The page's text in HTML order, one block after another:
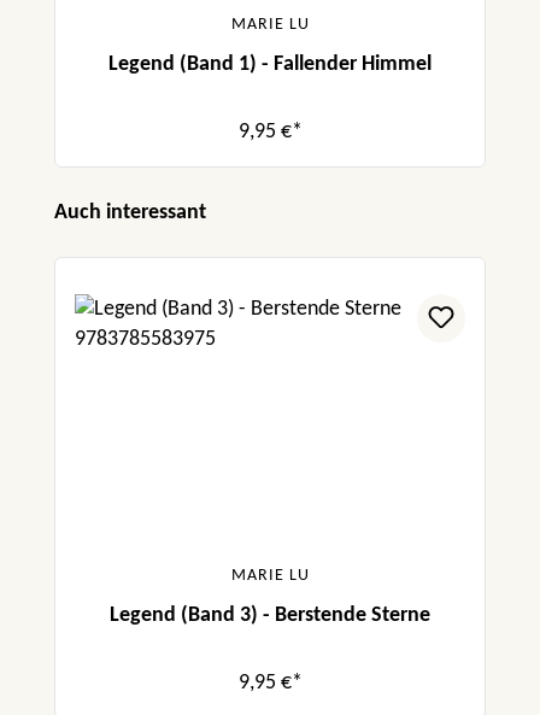
MARIE LU
Legend (Band 1) - Fallender Himmel
9,95 €*
Produktgalerie überspringen
Auch interessant
MARIE LU
Legend (Band 3) - Berstende Sterne
9,95 €*